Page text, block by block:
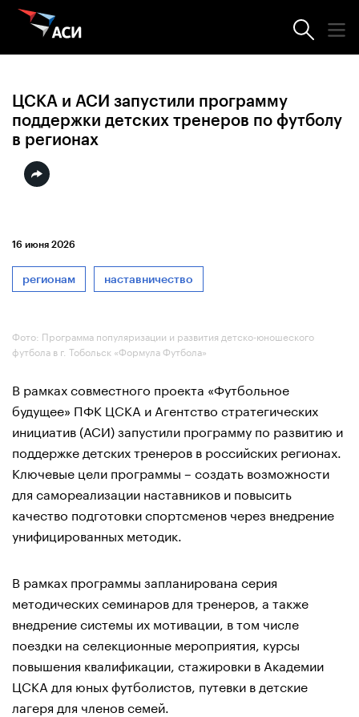
Новости АСИ
ЦСКА и АСИ запустили программу
поддержки детских тренеров по футболу
в регионах
16 июня 2026
регионам наставничество
Фото: Программа популяризации и развития детско-юношеского
футбола в г. Тобольск «Формула Футбола»
В рамках совместного проекта «Футбольное
будущее» ПФК ЦСКА и Агентство стратегических
инициатив (АСИ) запустили программу по развитию и
поддержке детских тренеров в российских регионах.
Ключевые цели программы – создать возможности
для самореализации наставников и повысить
качество подготовки спортсменов через внедрение
унифицированных методик.
В рамках программы запланирована серия
методических семинаров для тренеров, а также
внедрение системы их мотивации, в том числе
поездки на селекционные мероприятия, курсы
повышения квалификации, стажировки в Академии
ЦСКА для юных футболистов, путевки в детские
лагеря для членов семей.